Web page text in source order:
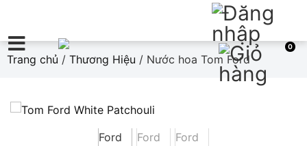
0
Trang chủ / Thương Hiệu / Nước hoa Tom Ford